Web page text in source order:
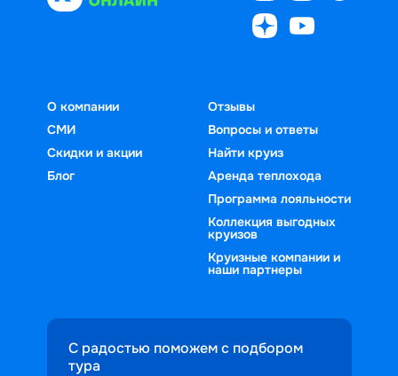
О компании
СМИ
Скидки и акции
Блог
Отзывы
Вопросы и ответы
Найти круиз
Аренда теплохода
Программа лояльности
Коллекция выгодных
круизов
Круизные компании и
наши партнеры
С радостью поможем с подбором
тура